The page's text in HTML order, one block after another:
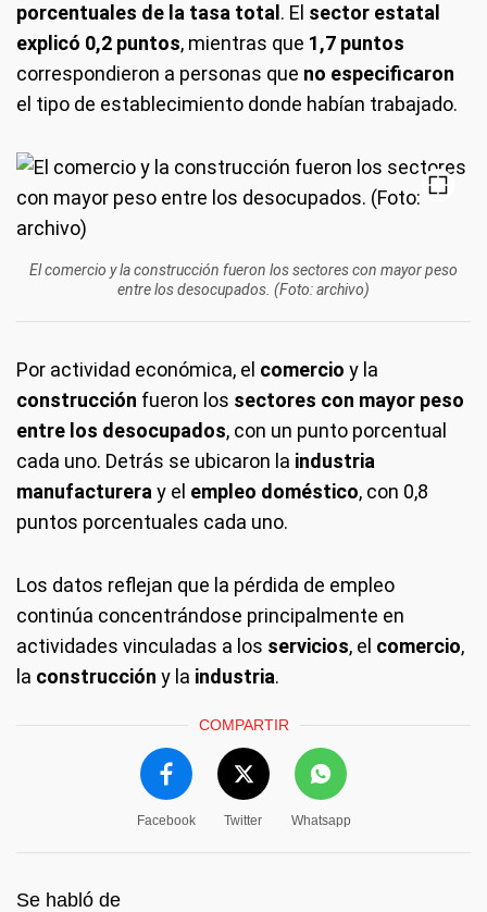
porcentuales de la tasa total . El sector estatal
explicó 0,2 puntos, mientras que 1,7 puntos
correspondieron a personas que no especificaron
el tipo de establecimiento donde habían trabajado.
El comercio y la construcción fueron los sectores con mayor peso
entre los desocupados. (Foto: archivo)
Por actividad económica, el comercio y la
construcción fueron los sectores con mayor peso
entre los desocupados, con un punto porcentual
cada uno. Detrás se ubicaron la industria
manufacturera y el empleo doméstico, con 0,8
puntos porcentuales cada uno.
Los datos reflejan que la pérdida de empleo
continúa concentrándose principalmente en
actividades vinculadas a los servicios, el comercio,
la construcción y la industria.
COMPARTIR
Facebook Twitter Whatsapp
Se habló de